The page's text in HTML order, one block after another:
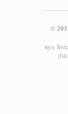
©
вул.